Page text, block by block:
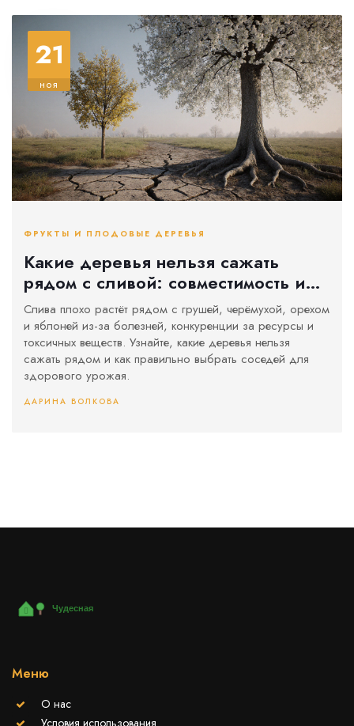
21
ноя
ФРУКТЫ И ПЛОДОВЫЕ ДЕРЕВЬЯ
Какие деревья нельзя сажать
рядом с сливой: совместимость и
ошибки садоводов
Слива плохо растёт рядом с грушей, черёмухой, орехом
и яблоней из-за болезней, конкуренции за ресурсы и
токсичных веществ. Узнайте, какие деревья нельзя
сажать рядом и как правильно выбрать соседей для
здорового урожая.
ДАРИНА ВОЛКОВА
Меню
О нас
Условия использования